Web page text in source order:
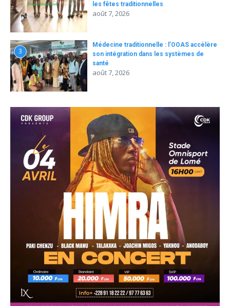
les fêtes traditionnelles
août 7, 2026
3
Médecine traditionnelle : l’OOAS accélère
son intégration dans les systèmes de
santé
août 7, 2026